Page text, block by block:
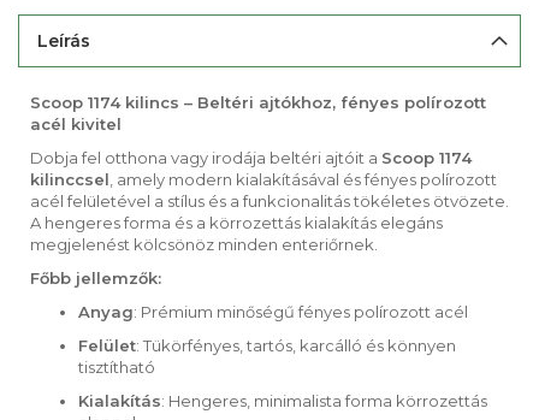
Leírás
Scoop 1174 kilincs – Beltéri ajtókhoz, fényes polírozott
acél kivitel
Dobja fel otthona vagy irodája beltéri ajtóit a Scoop 1174
kilinccsel , amely modern kialakításával és fényes polírozott
acél felületével a stílus és a funkcionalitás tökéletes ötvözete.
A hengeres forma és a körrozettás kialakítás elegáns
megjelenést kölcsönöz minden enteriőrnek.
Főbb jellemzők:
Anyag: Prémium minőségű fényes polírozott acél
Felület: Tükörfényes, tartós, karcálló és könnyen
tisztítható
Kialakítás: Hengeres, minimalista forma körrozettás